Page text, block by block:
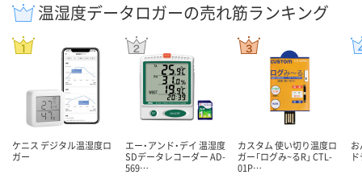
温湿度データロガーの売れ筋ランキング
ケニス デジタル温湿度ロ
ガー
エー・アンド・デイ 温湿度
SDデータレコーダー AD-
569…
カスタム 使い切り温度ロ
ガー「ログみ~るR」 CTL-
01P…